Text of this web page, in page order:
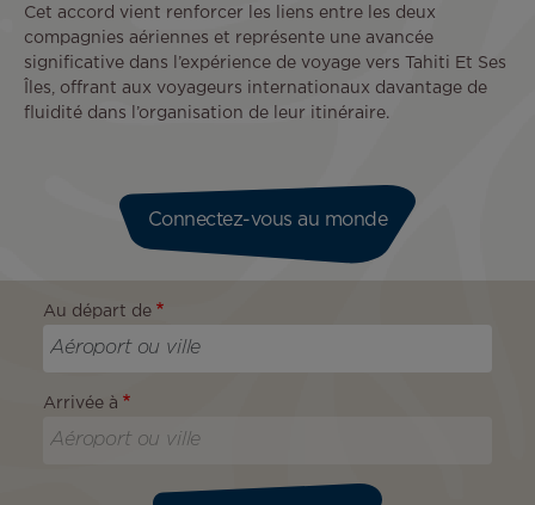
Cet accord vient renforcer les liens entre les deux
compagnies aériennes et représente une avancée
significative dans l’expérience de voyage vers Tahiti Et Ses
Îles, offrant aux voyageurs internationaux davantage de
fluidité dans l’organisation de leur itinéraire.
Connectez-vous au monde
Au départ de
Arrivée à